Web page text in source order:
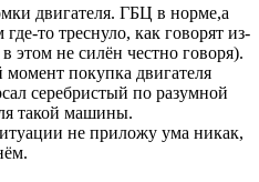
двигателя. ГБЦ в норме,а
то треснуло, как говорят из-
в этом не силён честно говоря).
покупка двигателя
серебристый по разумной
такой машины.
не приложу ума никак,